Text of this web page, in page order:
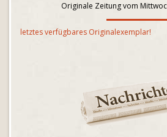
Originale Zeitung vom
letztes verfügbares Originalexemplar!